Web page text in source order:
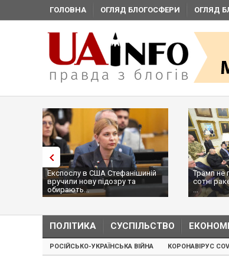
ГОЛОВНА ОГЛЯД БЛОГОСФЕРИ ОГЛЯД
Експослу в США Стефанішиній
вручили нову підозру та
обирають...
Трамп не
сотні
...
ПОЛІТИКА СУСПІЛЬСТВО
РОСІЙСЬКО-УКРАЇНСЬКА ВІЙНА КОРОНАВІРУС